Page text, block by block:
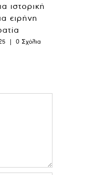
ιστορική
ειρήνη
| 0 Σχόλια